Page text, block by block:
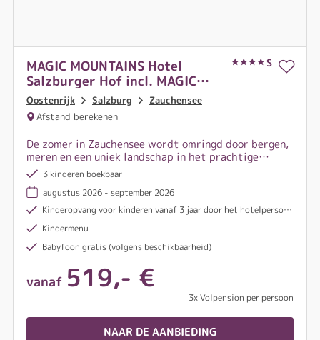
MAGIC MOUNTAINS Hotel
Salzburger Hof incl. MAGIC
CARD
S
Oostenrijk Salzburg
Zauchensee
Afstand berekenen
De zomer in Zauchensee wordt omringd door bergen,
meren en een uniek landschap in het prachtige
Salzburger Land. De regio biedt tijdens de
zomervakantie niet alleen ontspanning en actie,
maar ook talloze betoverende vakantiedagen.
3 kinderen boekbaar
augustus 2026 - september 2026
Kinderopvang voor kinderen vanaf 3 jaar door het hotelpersoneel (nadere informatie ter plaatse)
Kindermenu
Babyfoon gratis (volgens beschikbaarheid)
vanaf 519,- €
3x Volpension per persoon
NAAR DE AANBIEDING